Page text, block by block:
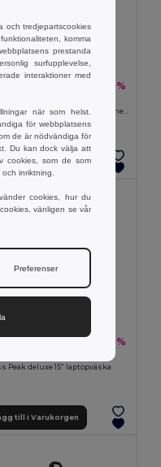
-26%
SP Aware™ RPET Edin 100% återvunnen ryggsäck
till i Varukorgen
kr -26%
Peak deluxe 15“ laptopväska
till i Varukorgen
och tredjepartscookies
komma
prestanda
surfupplevelse,
interaktioner med
när som helst.
för webbplatsens
de är nödvändiga för
Du kan dock välja att
cookies, som de som
inriktning.
cookies, hur du
vänligen se vår
Preferenser